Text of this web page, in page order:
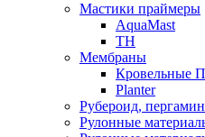
Мастики праймеры
AquaMast
ТН
Мембраны
Кровельные
Planter
Рубероид, пергамин
Рулонные